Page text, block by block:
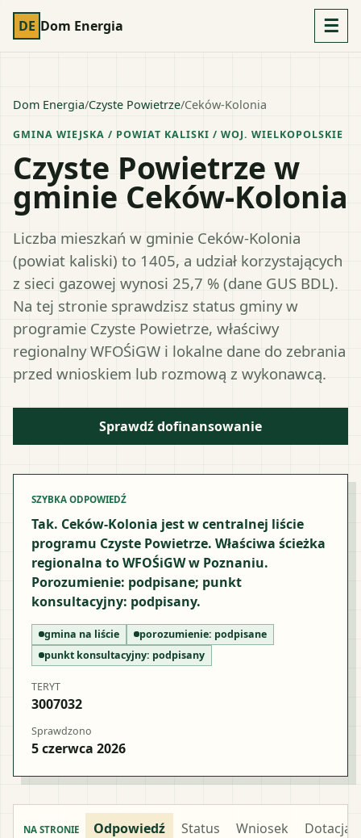
DE Dom Energia ☰
Dom Energia/Czyste Powietrze/Ceków-Kolonia
GMINA WIEJSKA / POWIAT KALISKI / WOJ. WIELKOPOLSKIE
Czyste Powietrze w
gminie Ceków-Kolonia
Liczba mieszkań w gminie Ceków-Kolonia
(powiat kaliski) to 1405, a udział korzystających
z sieci gazowej wynosi 25,7 % (dane GUS BDL).
Na tej stronie sprawdzisz status gminy w
programie Czyste Powietrze, właściwy
regionalny WFOŚiGW i lokalne dane do zebrania
przed wnioskiem lub rozmową z wykonawcą.
Sprawdź dofinansowanie
SZYBKA ODPOWIEDŹ
Tak. Ceków-Kolonia jest w centralnej liście
programu Czyste Powietrze. Właściwa ścieżka
regionalna to WFOŚiGW w Poznaniu.
Porozumienie: podpisane; punkt
konsultacyjny: podpisany.
gmina na liście porozumienie: podpisane
punkt konsultacyjny: podpisany
TERYT
3007032
Sprawdzono
5 czerwca 2026
NA STRONIE Odpowiedź Status Wniosek Dotacja